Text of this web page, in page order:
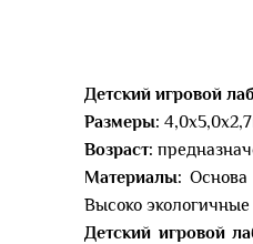
Детский игровой
Размеры:
Возраст:
Материалы:
Высоко
Детский игровой